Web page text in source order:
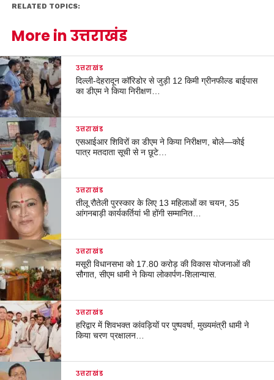
RELATED TOPICS:
More in उत्तराखंड
उत्तराखंड
दिल्ली-देहरादून कॉरिडोर से जुड़ी 12 किमी ग्रीनफील्ड बाईपास
का डीएम ने किया निरीक्षण…
उत्तराखंड
एसआईआर शिविरों का डीएम ने किया निरीक्षण, बोले—कोई
पात्र मतदाता सूची से न छूटे…
उत्तराखंड
तीलू रौतेली पुरस्कार के लिए 13 महिलाओं का चयन, 35
आंगनबाड़ी कार्यकर्तियां भी होंगी सम्मानित…
उत्तराखंड
मसूरी विधानसभा को 17.80 करोड़ की विकास योजनाओं की
सौगात, सीएम धामी ने किया लोकार्पण-शिलान्यास.
उत्तराखंड
हरिद्वार में शिवभक्त कांवड़ियों पर पुष्पवर्षा, मुख्यमंत्री धामी ने
किया चरण प्रक्षालन…
उत्तराखंड